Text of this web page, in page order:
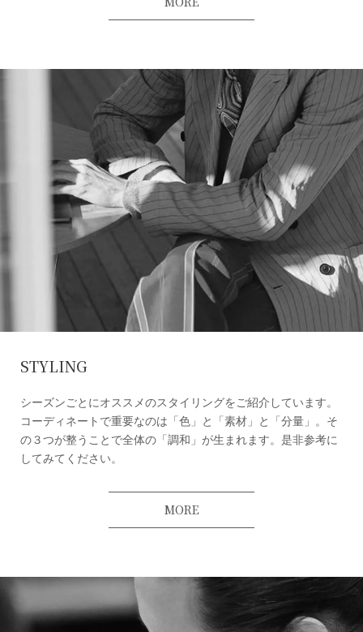
STYLING
シーズンごとにオススメのスタイリングをご紹介しています。
コーディネートで重要なのは「色」と「素材」と「分量」。そ
の３つが整うことで全体の「調和」が生まれます。是非参考に
してみてください。
MORE